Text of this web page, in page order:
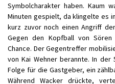
Symbolcharakter haben. Kaum
Minuten gespielt, da klingelte es
kurz zuvor noch einen Angriff
Gegen den Kopfball von
Chance. Der Gegentreffer
von Kai Wehner berannte. In
Folge für die Gastgeber, ein
Während Wacker drückte,